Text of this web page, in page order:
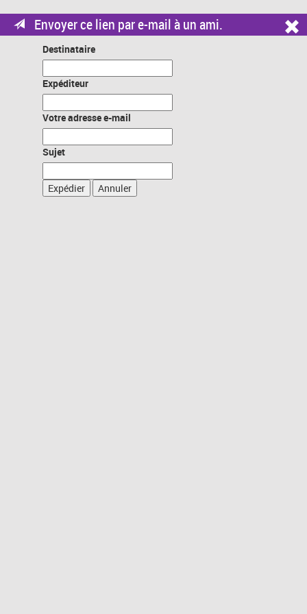
Envoyer ce lien par e-mail à un ami.
Destinataire
Expéditeur
Votre adresse e-mail
Sujet
Expédier Annuler